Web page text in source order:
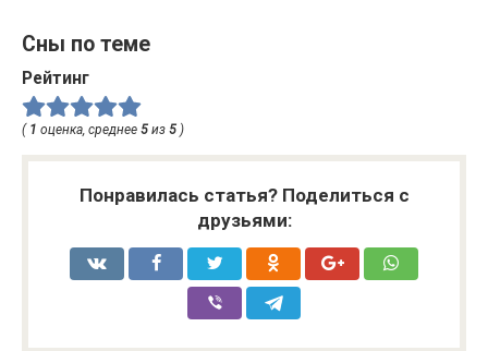
Сны по теме
Рейтинг
( 1 оценка, среднее 5 из 5 )
Понравилась статья? Поделиться с
друзьями: